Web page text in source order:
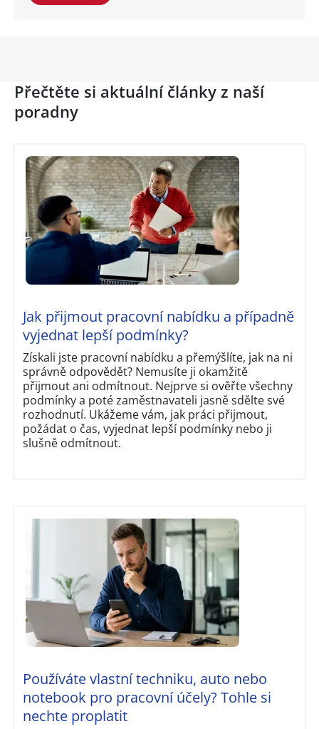
Přečtěte si aktuální články z naší
poradny
Jak přijmout pracovní nabídku a případně
vyjednat lepší podmínky?
Získali jste pracovní nabídku a přemýšlíte, jak na ni
správně odpovědět? Nemusíte ji okamžitě
přijmout ani odmítnout. Nejprve si ověřte všechny
podmínky a poté zaměstnavateli jasně sdělte své
rozhodnutí. Ukážeme vám, jak práci přijmout,
požádat o čas, vyjednat lepší podmínky nebo ji
slušně odmítnout.
Používáte vlastní techniku, auto nebo
notebook pro pracovní účely? Tohle si
nechte proplatit